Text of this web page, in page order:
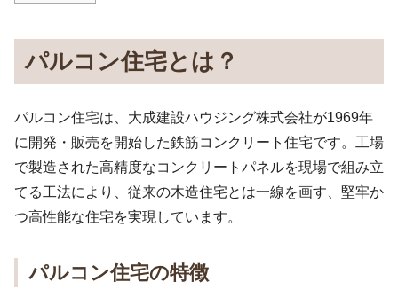
パルコン住宅とは？
パルコン住宅は、大成建設ハウジング株式会社が1969年
に開発・販売を開始した鉄筋コンクリート住宅です。工場
で製造された高精度なコンクリートパネルを現場で組み立
てる工法により、従来の木造住宅とは一線を画す、堅牢か
つ高性能な住宅を実現しています。
パルコン住宅の特徴